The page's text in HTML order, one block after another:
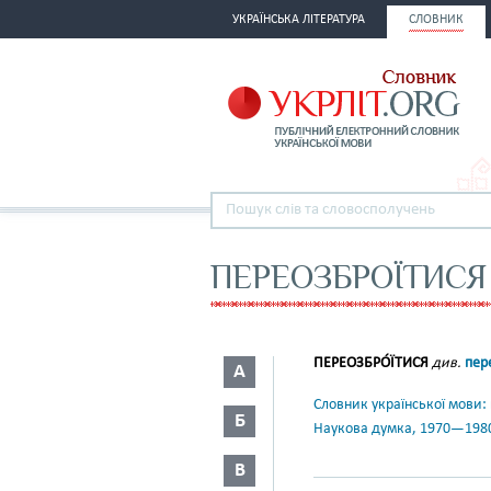
УКРАЇНСЬКА ЛІТЕРАТУРА СЛОВНИК
ПЕРЕОЗБРОЇТИСЯ
А
Б
В
ПЕРЕОЗБРО́ЇТИСЯ див.
Словник української
Наукова думка,